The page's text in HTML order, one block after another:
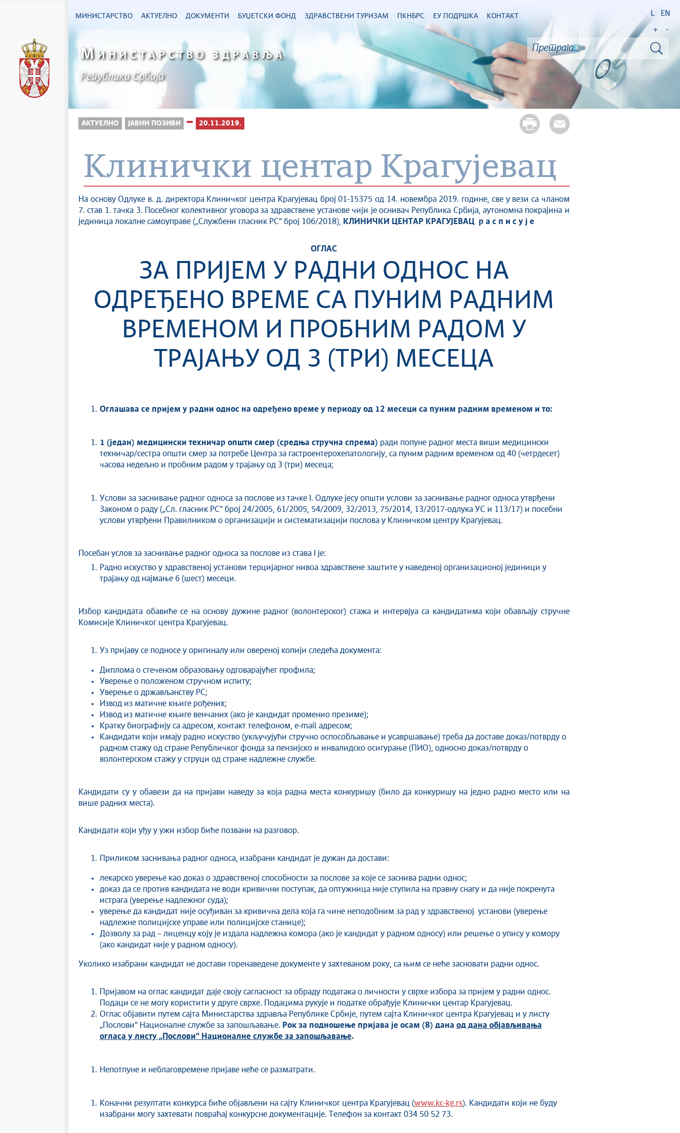
МИНИСТАРСТВО АКТУЕЛНО ДОКУМЕНТИ БУЏЕТСКИ ФОНД ЗДРАВСТВЕНИ ТУРИЗАМ ПКНБРС ЕУ ПОДРШКА КОНТАКТ L EN
+ -
М ИНИСТАРСТВО ЗДРАВЉА
Република Србија
АКТУЕЛНО ЈАВНИ ПОЗИВИ 20.11.2019.
Клинички центар Крагујевац
На основу Одлуке в. д. директора Клиничког центра Крагујевац број 01-15375 од 14. новембра 2019. године, све у вези са чланом
7. став 1. тачка 3. Посебног колективног уговора за здравствене установе чији је оснивач Република Србија, аутономна покрајина и
јединица локалне самоуправе („Службени гласник РС“ број 106/2018), КЛИНИЧКИ ЦЕНТАР КРАГУЈЕВАЦ р а с п и с у ј е
ОГЛАС
ЗА ПРИЈЕМ У РАДНИ ОДНОС НА
ОДРЕЂЕНО ВРЕМЕ СА ПУНИМ РАДНИМ
ВРЕМЕНОМ И ПРОБНИМ РАДОМ У
ТРАЈАЊУ ОД 3 (ТРИ) МЕСЕЦА
Оглашава се пријем у радни однос на одређено време у периоду од 12 месеци са пуним радним временом и то:
1 (један) медицински техничар општи смер (средња стручна спрема) ради попуне радног места виши медицински
техничар/сестра општи смер за потребе Центра за гастроентерохепатологију, са пуним радним временом од 40 (четрдесет)
часова недељно и пробним радом у трајању од 3 (три) месеца;
Услови за заснивање радног односа за послове из тачке I. Одлуке јесу општи услови за заснивање радног односа утврђени
Законом о раду („Сл. гласник РС“ број 24/2005, 61/2005, 54/2009, 32/2013, 75/2014, 13/2017-одлука УС и 113/17) и посебни
услови утврђени Правилником о организацији и систематизацији послова у Клиничком центру Крагујевац.
Посебан услов за заснивање радног односа за послове из става I је:
Радно искуство у здравственој установи терцијарног нивоа здравствене заштите у наведеној организационој јединици у
трајању од најмање 6 (шест) месеци.
Избор кандидата обавиће се на основу дужине радног (волонтерског) стажа и интервјуа са кандидатима који обављају стручне
Комисије Клиничког центра Крагујевац.
Уз пријаву се подносе у оригиналу или овереној копији следећа документа:
Диплома o стеченом образовању одговарајућег профила;
Уверење о положеном стручном испиту;
Уверење о држављанству РС;
Извод из матичне књиге рођених;
Извод из матичне књиге венчаних (ако је кандидат променио презиме);
Кратку биографију са адресом, контакт телефоном, е-mail адресом;
Кандидати који имају радно искуство (укључујући стручно оспособљавање и усавршавање) треба да доставе доказ/потврду о
радном стажу од стране Републичког фонда за пензијско и инвалидско осигурање (ПИО), односно доказ/потврду о
волонтерском стажу у струци од стране надлежне службе.
Кандидати су у обавези да на пријави наведу за која радна места конкуришу (било да конкуришу на једно радно место или на
више радних места).
Кандидати који уђу у ужи избор биће позвани на разговор.
Приликом заснивања радног односа, изабрани кандидат је дужан да достави:
лекарско уверење као доказ о здравственој способности за послове за које се заснива радни однос;
доказ да се против кандидата не води кривични поступак, да оптужница није ступила на правну снагу и да није покренута
истрага (уверење надлежног суда);
уверење да кандидат није осуђиван за кривична дела која га чине неподобним за рад у здравственој установи (уверење
надлежне полицијске управе или полицијске станице);
Дозволу за рад – лиценцу коју је издала надлежна комора (ако је кандидат у радном односу) или решење о упису у комору
(ако кандидат није у радном односу).
Уколико изабрани кандидат не достави горенаведене документе у захтеваном року, са њим се неће засновати радни однос.
Пријавом на оглас кандидат даје своју сагласност за обраду података о личности у сврхе избора за пријем у радни однос.
Подаци се не могу користити у друге сврхе. Подацима рукује и податке обрађује Клинички центар Крагујевац.
Оглас објавити путем сајта Министарства здравља Републике Србије, путем сајта Клиничког центра Крагујевац и у листу
„Послови“ Националне службе за запошљавање. Рок за подношење пријава је осам (8) дана од дана објављивања
огласа у листу „Послови“ Националне службе за запошљавање.
Непотпуне и неблаговремене пријаве неће се разматрати.
Коначни резултати конкурса биће објављени на сајту Клиничког центра Крагујевац (www.kc-kg.rs). Кандидати који не буду
изабрани могу захтевати повраћај конкурсне документације. Телефон за контакт 034 50 52 73.